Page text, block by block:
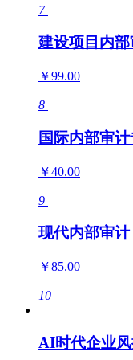
7
建设项目内
￥99.00
8
国际内部审
￥40.00
9
现代内部审计
￥85.00
10
AI时代企业